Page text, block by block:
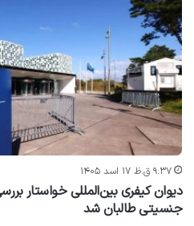
۹:۳۷ ق.ظ ۱۷ اسد ۱۴۰۵
دیوان کیفری بین‌المللی خواستار
جنسیتی طالبان شد